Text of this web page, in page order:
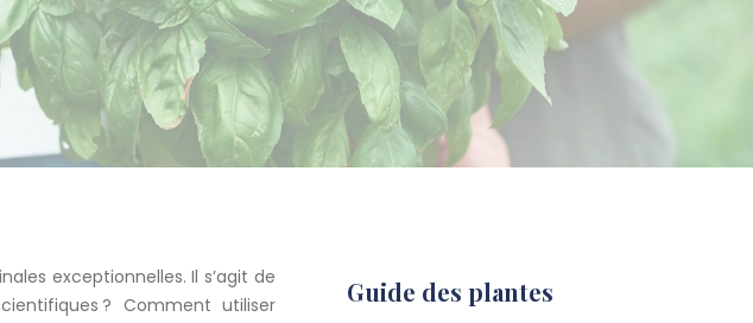
exceptionnelles. Il s’agit de
? Comment utiliser
Guide des plantes